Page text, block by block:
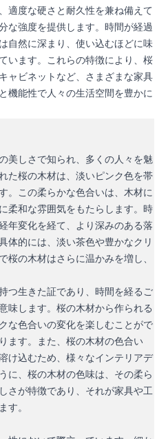
適度な硬さと耐久性を兼ね備えて
な強度を提供します。時間が経過
自然に深まり、使い込むほどに味
います。これらの特徴により、桜
ャビネットなど、さまざまな家具
機能性で人々の生活空間を豊かに
美しさで知られ、多くの人々を魅
た桜の木材は、淡いピンク色を帯
。この柔らかな色合いは、木材に
柔和な雰囲気をもたらします。時
年変化を経て、より深みのある落
体的には、淡い茶色や豊かなクリ
桜の木材はさらに温かみを増し、
つ生きた証であり、時間を経るご
味します。桜の木材から作られる
な色合いの変化を楽しむことがで
ます。また、桜の木材の色合い
け込むため、様々なインテリアデ
に、桜の木材の色味は、その柔ら
さが特徴であり、それが家具や工
す。